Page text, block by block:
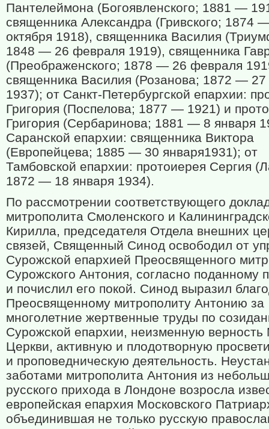
Пантелеймона (Богоявленского; 1881 —
священника Александра (Гривского; 1874
октября 1918), священника Василия
1848 — 26 февраля 1919), священника
(Преображенского; 1878 — 26 февраля
священника Василия (Розанова; 1872 — 27
1937); от Санкт-Петербургской епархии:
Григория (Поспелова; 1877 — 1921) и
Григория (Сербаринова; 1881 — 8 января
Саранской епархии: священника Виктора
(Европейцева; 1885 — 30 января1931); от
Тамбовской епархии: протоиерея Сергия
1872 — 18 января 1934).
По рассмотрении соответствующего
митрополита Смоленского и
Кирилла, председателя Отдела внешних
связей, Священный Синод освободил от
Сурожской епархией Преосвященного
Сурожского Антония, согласно поданному
и почислил его покой. Синод выразил
Преосвященному митрополиту Антонию за
многолетние жертвенные труды по
Сурожской епархии, неизменную верность
Церкви, активную и плодотворную
и проповедническую деятельность.
заботами митрополита Антония из
русского прихода в Лондоне возросла
европейская епархия Московского
объединившая не только русскую